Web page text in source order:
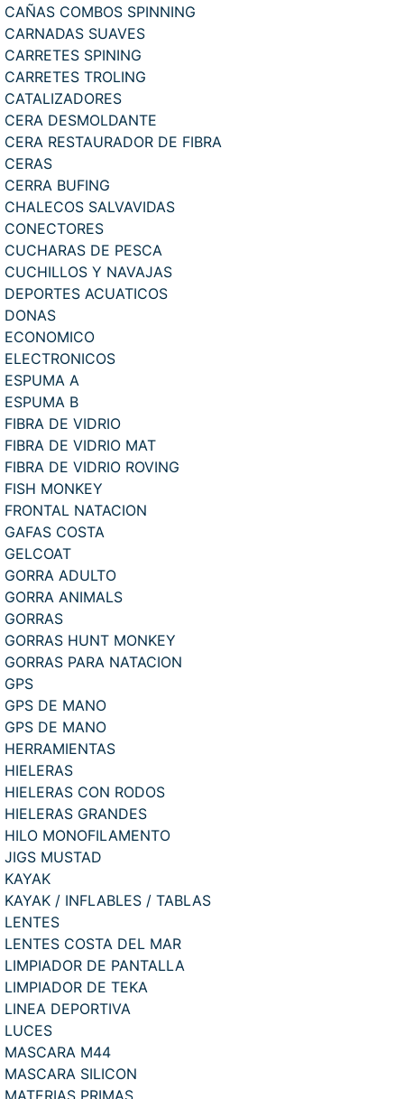
CAÑAS COMBOS SPINNING
CARNADAS SUAVES
CARRETES SPINING
CARRETES TROLING
CATALIZADORES
CERA DESMOLDANTE
CERA RESTAURADOR DE FIBRA
CERAS
CERRA BUFING
CHALECOS SALVAVIDAS
CONECTORES
CUCHARAS DE PESCA
CUCHILLOS Y NAVAJAS
DEPORTES ACUATICOS
DONAS
ECONOMICO
ELECTRONICOS
ESPUMA A
ESPUMA B
FIBRA DE VIDRIO
FIBRA DE VIDRIO MAT
FIBRA DE VIDRIO ROVING
FISH MONKEY
FRONTAL NATACION
GAFAS COSTA
GELCOAT
GORRA ADULTO
GORRA ANIMALS
GORRAS
GORRAS HUNT MONKEY
GORRAS PARA NATACION
GPS
GPS DE MANO
GPS DE MANO
HERRAMIENTAS
HIELERAS
HIELERAS CON RODOS
HIELERAS GRANDES
HILO MONOFILAMENTO
JIGS MUSTAD
KAYAK
KAYAK / INFLABLES / TABLAS
LENTES
LENTES COSTA DEL MAR
LIMPIADOR DE PANTALLA
LIMPIADOR DE TEKA
LINEA DEPORTIVA
LUCES
MASCARA M44
MASCARA SILICON
MATERIAS PRIMAS